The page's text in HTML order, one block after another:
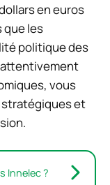
en euros
que les
politique des
attentivement
vous
stratégiques et
Innelec ?